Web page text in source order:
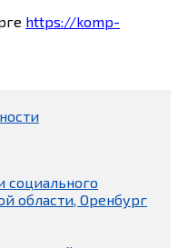
https://komp-
социального
области, Оренбург